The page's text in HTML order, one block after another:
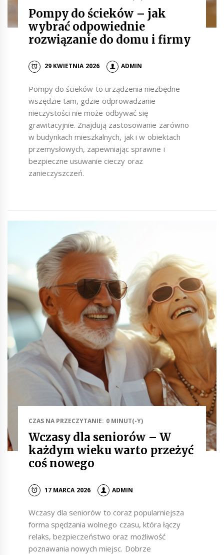
Pompy do ścieków – jak
wybrać odpowiednie
rozwiązanie do domu i firmy
29 KWIETNIA 2026 ADMIN
Pompy do ścieków to urządzenia niezbędne
wszędzie tam, gdzie odprowadzanie
nieczystości nie może odbywać się
grawitacyjnie. Znajdują zastosowanie zarówno
w budynkach mieszkalnych, jak i w obiektach
przemysłowych, zapewniając sprawne i
bezpieczne usuwanie cieczy oraz
zanieczyszczeń.
CZAS NA PRZECZYTANIE: 0 MINUT(-Y)
Wczasy dla seniorów – W
każdym wieku warto przeżyć
coś nowego
17 MARCA 2026 ADMIN
Wczasy dla seniorów to coraz popularniejsza
forma spędzania wolnego czasu, która łączy
relaks, bezpieczeństwo oraz możliwość
poznawania nowych miejsc. Dobrze